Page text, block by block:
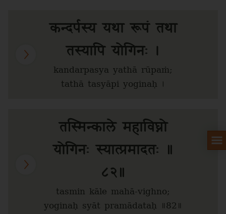
कन्दर्पस्य यथा रूपं तथा
तस्यापि योगिनः ।
kandarpasya yathā rūpaṁ;
tathā tasyāpi yoginaḥ ।
तस्मिन्काले महाविघ्नो
योगिनः स्यात्प्रमादतः ॥
८२॥
tasmin kāle mahā-vighno;
yoginaḥ syāt pramādataḥ ॥82॥